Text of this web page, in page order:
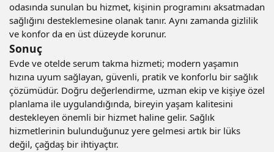
odasında sunulan bu hizmet, kişinin programını aksatmadan
sağlığını desteklemesine olanak tanır. Aynı zamanda gizlilik
ve konfor da en üst düzeyde korunur.
Sonuç
Evde ve otelde serum takma hizmeti; modern yaşamın
hızına uyum sağlayan, güvenli, pratik ve konforlu bir sağlık
çözümüdür. Doğru değerlendirme, uzman ekip ve kişiye özel
planlama ile uygulandığında, bireyin yaşam kalitesini
destekleyen önemli bir hizmet haline gelir. Sağlık
hizmetlerinin bulunduğunuz yere gelmesi artık bir lüks
değil, çağdaş bir ihtiyaçtır.